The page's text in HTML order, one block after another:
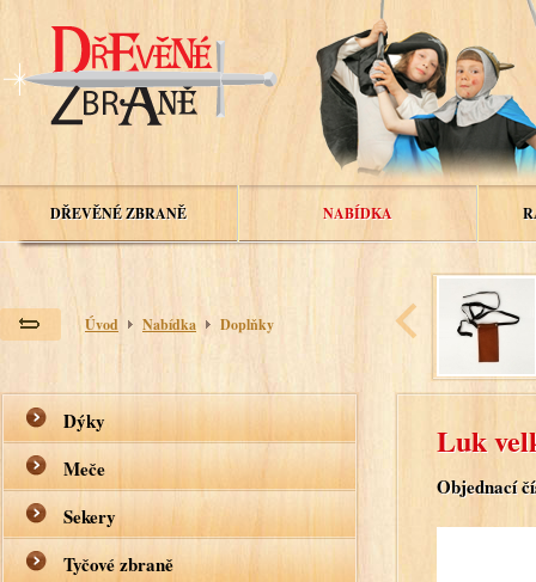
DŘEVĚNÉ ZBRANĚ NABÍDKA
Úvod Nabídka Doplňky
Dýky
Meče
Sekery
Tyčové zbraně
Luk
Objednací